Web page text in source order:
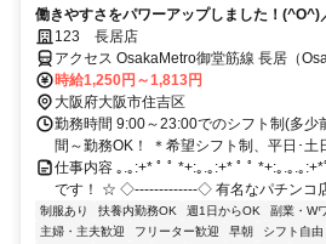
働きやすさをパワーアップしました！(^O^)
★ネイルもOK♪
123 長居店
アクセス OsakaMetro御堂筋線 長居（
和線 長居（阪和線）東口徒歩約2分、Ｊ
長居駅5番出口より徒歩1分
時給1,250円～1,813円
大阪府大阪市住吉区
勤務時間 9:00～23:00でのシフト制(多少
間～勤務OK！ ＊希望シフト制、平日･土
仕事内容 ｡.｡:+* ﾟ ﾟ *+:｡.｡:+* ﾟ ﾟ *+:｡.｡.｡
です！ ☆ ◇‐‐‐‐‐‐‐‐‐‐‐‐‐◇ 有名なパチンコ
制服あり 扶養内勤務OK 週1日からOK 副業・W
主婦・主夫歓迎
フリーター歓迎 早朝 シフト自由